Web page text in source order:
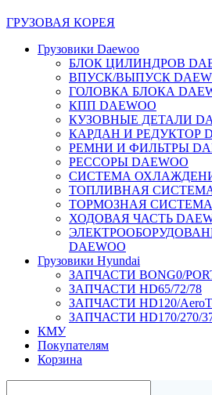
ГРУЗОВАЯ КОРЕЯ
Грузовики Daewoo
БЛОК ЦИЛИНДРОВ
ВПУСК/ВЫПУСК
ГОЛОВКА БЛОКА
КПП DAEWOO
КУЗОВНЫЕ ДЕТАЛИ
КАРДАН И РЕДУКТОР
РЕМНИ И ФИЛЬТРЫ
РЕССОРЫ DAEWOO
СИСТЕМА
ТОПЛИВНАЯ СИСТЕМА
ТОРМОЗНАЯ СИСТЕМА
ХОДОВАЯ ЧАСТЬ
DAEWOO
Грузовики Hyundai
ЗАПЧАСТИ BONG0/
ЗАПЧАСТИ HD65/72/78
ЗАПЧАСТИ HD120/
ЗАПЧАСТИ HD170/270/
КМУ
Покупателям
Корзина